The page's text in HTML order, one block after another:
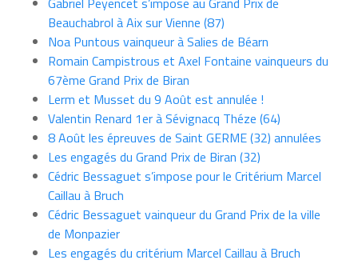
Beauchabrol à Aix sur Vienne (87)
Noa Puntous vainqueur à Salies de Béarn
Romain Campistrous et Axel Fontaine vainqueurs du
67ème Grand Prix de Biran
Lerm et Musset du 9 Août est annulée !
Valentin Renard 1er à Sévignacq Théze (64)
8 Août les épreuves de Saint GERME (32) annulées
Les engagés du Grand Prix de Biran (32)
Cédric Bessaguet s’impose pour le Critérium Marcel
Caillau à Bruch
Cédric Bessaguet vainqueur du Grand Prix de la ville
de Monpazier
Les engagés du critérium Marcel Caillau à Bruch